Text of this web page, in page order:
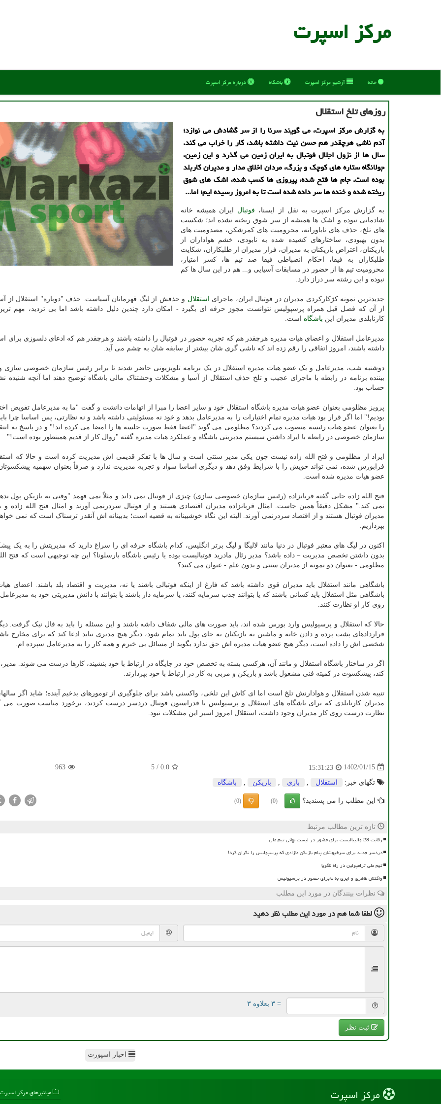
مركز اسپرت
خانه آرشیو مركز اسپرت باشگاه درباره مركز اسپرت
روزهای تلخ استقلال
به گزارش مرکز اسپرت، می گویند سرنا را از سر گشادش می نوازد؛
آدم ناشی هرچقدر هم حسن نیت داشته باشد، کار را خراب می کند.
سال ها از نزول اجلال فوتبال به ایران زمین می گذرد و این زمین،
جولانگاه ستاره های کوچک و بزرگ، مردان اخلاق مدار و مدیران کاربلد
بوده است. جام ها فتح شده، پیروزی ها کسب شده، اشک های شوق
ریخته شده و خنده ها سر داده شده است تا به امروز رسیده ایم؛ اما...
به گزارش مرکز اسپرت به نقل از ایسنا، فوتبال ایران همیشه خانه
شادمانی نبوده و اشک ها همیشه از سر شوق ریخته نشده اند؛ شکست
های تلخ، حذف های ناباورانه، محرومیت های کمرشکن، مصدومیت های
بدون بهبودی، ساختارهای کشیده شده به نابودی، خشم هواداران از
بازیکنان، اعتراض بازیکنان به مدیران، فرار مدیران از طلبکاران، شکایت
طلبکاران به فیفا، احکام انضباطی فیفا ضد تیم ها، کسر امتیاز،
محرومیت تیم ها از حضور در مسابقات آسیایی و... هم در این سال ها کم
نبوده و این رشته سر دراز دارد.
جدیدترین نمونه کژکارکردی مدیران در فوتبال ایران، ماجرای استقلال و حذفش از لیگ قهرمانان آسیاست. حذف "دوباره" استقلال از
از آن که فصل قبل همراه پرسپولیس نتوانست مجوز حرفه ای بگیرد - امکان دارد چندین دلیل داشته باشد اما بی تردید، مهم
کارنابلدی مدیران این باشگاه است.
مدیرعامل استقلال و اعضای هیات مدیره هرچقدر هم که تجربه حضور در فوتبال را داشته باشند و هرچقدر هم که ادعای دلسوزی برای
داشته باشند، امروز اتفاقی را رقم زده اند که ناشی گری شان بیشتر از سابقه شان به چشم می آید.
دوشنبه شب، مدیرعامل و یک عضو هیات مدیره استقلال در یک برنامه تلویزیونی حاضر شدند تا برابر رئیس سازمان خصوصی سازی
بیننده برنامه در رابطه با ماجرای عجیب و تلخ حذف استقلال از آسیا و مشکلات وحشتناک مالی باشگاه توضیح دهند اما آنچه شنیده
حساب بود.
پرویز مظلومی بعنوان عضو هیات مدیره باشگاه استقلال خود و سایر اعضا را مبرا از اتهامات دانشت و گفت "ما به مدیرعامل تفویض
بودیم!" اما اگر قرار بود هیات مدیره تمام اختیارات را به مدیرعامل بدهد و خود نه مسئولیتی داشته باشد و نه نظارتی، پس اساسا چرا
را بعنوان عضو هیات رئیسه منصوب می کردند؟ مظلومی می گوید "اعضا فقط صورت جلسه ها را امضا می کرده اند!" و در پاسخ به
سازمان خصوصی در رابطه با ایراد داشتن سیستم مدیریتی باشگاه و عملکرد هیات مدیره گفته "روال کار از قدیم همینطور بوده است!"
ایراد از مظلومی و فتح الله زاده نیست چون یکی مدیر سنتی است و سال ها با تفکر قدیمی اش مدیریت کرده است و حالا که
فرابورس شده، نمی تواند خویش را با شرایط وفق دهد و دیگری اساسا سواد و تجربه مدیریت ندارد و صرفاً بعنوان سهمیه
عضو هیات مدیره شده است.
فتح الله زاده جایی گفته قربانزاده (رئیس سازمان خصوصی سازی) چیزی از فوتبال نمی داند و مثلاً نمی فهمد "وقتی به بازیکن پول
نمی کند." مشکل دقیقاً همین جاست. امثال قربانزاده مدیران اقتصادی هستند و از فوتبال سردرنمی آورند و امثال فتح الله زاده
مدیران فوتبال هستند و از اقتصاد سردرنمی آورند. البته این نگاه خوشبینانه به قضیه است؛ بدبینانه اش آنقدر ترسناک است که نمی
بپردازیم.
اکنون در لیگ های معتبر فوتبال در دنیا مانند لالیگا و لیگ برتر انگلیس، کدام باشگاه حرفه ای را سراغ دارید که مدیریتش را به یک
بدون داشتن تخصص مدیریت – داده باشد؟ مدیر رئال مادرید فوتبالیست بوده یا رئیس باشگاه بارسلونا؟ این چه توجیهی است که فتح
مظلومی - بعنوان دو نمونه از مدیران سنتی و بدون علم - عنوان می کنند؟
باشگاهی مانند استقلال باید مدیران قوی داشته باشد که فارغ از اینکه فوتبالی باشند یا نه، مدیریت و اقتصاد بلد باشند. اعضای
باشگاهی مثل استقلال باید کسانی باشند که یا بتوانند جذب سرمایه کنند، یا سرمایه دار باشند یا بتوانند با دانش مدیریتی خود به
روی کار او نظارت کنند.
حالا که استقلال و پرسپولیس وارد بورس شده اند، باید صورت های مالی شفاف داشه باشند و این مسئله را باید به فال نیک گرفت.
قراردادهای پشت پرده و دادن خانه و ماشین به بازیکنان به جای پول باید تمام شود، دیگر هیچ مدیری نباید ادعا کند که برای مخارج
شخصی اش را داده است، دیگر هیچ عضو هیات مدیره اش حق ندارد بگوید از مسائل بی خبرم و همه کار را به مدیرعامل سپرده ام.
اگر در ساختار باشگاه استقلال و مانند آن، هرکسی بسته به تخصص خود در جایگاه در ارتباط با خود بنشیند، کارها درست می شوند.
کند، پیشکسوت در کمیته فنی مشغول باشد و بازیکن و مربی به کار در ارتباط با خود بپردازند.
تنبیه شدن استقلال و هوادارنش تلخ است اما ای کاش این تلخی، واکسنی باشد برای جلوگیری از تومورهای بدخیم آینده؛ شاید اگر
مدیران کارنابلدی که برای باشگاه های استقلال و پرسپولیس یا فدراسیون فوتبال دردسر درست کردند، برخورد مناسب صورت
نظارت درست روی کار مدیران وجود داشت، استقلال امروز اسیر این مشکلات نبود.
1402/01/15
15:31:23
0.0
/
5
963
تگهای خبر: استقلال بازی بازیكن باشگاه
این مطلب را می پسندید؟ (0)
(0)
تازه ترین مطالب مرتبط
رقابت 28 والیبالیست برای حضور در لیست نهائی تیم ملی
دردسر جدید برای سرخپوشان پیام بازیکن مازادی که پرسپولیس را نگران کرد!
تیم ملی ترامپولین در راه ناگویا
واکنش طاهری و ایری به ماجرای حضور در پرسپولیس
نظرات بینندگان در مورد این مطلب
لطفا شما همدر مورد این مطلبنظر دهید
= ۳ بعلاوه ۳
ثبت نظر
اخبار اسپورت
مركز اسپرت میانبرهای مركز اسپرت